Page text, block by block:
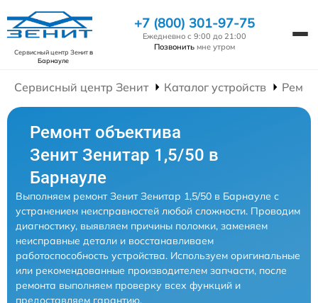
Сервисный центр Зенитв
Барнауле
+7 (800) 301-97-75
Ежедневно с 9:00 до 21:00
Позвонить мне утром
Сервисный центр Зенит Каталог устройств
Ремонт объектива
Зенит Зенитар 1,5/50 в
Барнауле
Выполняем ремонт Зенит Зенитар 1,5/50 в Барнауле с
устранением неисправностей любой сложности. Проводим
диагностику, выявляем причины поломки, заменяем
неисправные детали и восстанавливаем
работоспособность устройства. Используем оригинальные
или рекомендованные производителем запчасти, после
ремонта выполняем проверку всех функций и
предоставляем гарантию.